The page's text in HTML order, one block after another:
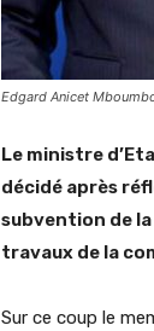
Edgard Anicet
Le ministre
décidé après
subvention de
travaux de la
Sur ce coup le